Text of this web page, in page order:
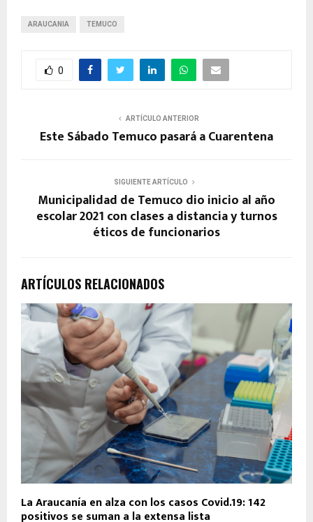
ARAUCANIA TEMUCO
0
ARTÍCULO ANTERIOR
Este Sábado Temuco pasará a Cuarentena
SIGUIENTE ARTÍCULO
Municipalidad de Temuco dio inicio al año
escolar 2021 con clases a distancia y turnos
éticos de funcionarios
ARTÍCULOS RELACIONADOS
La Araucanía en alza con los casos Covid.19: 142
positivos se suman a la extensa lista